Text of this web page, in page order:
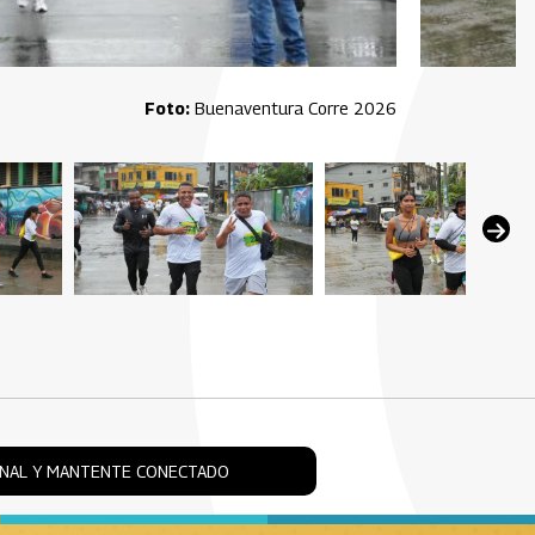
Buenaventura Corre 2026
Y MANTENTE CONECTADO